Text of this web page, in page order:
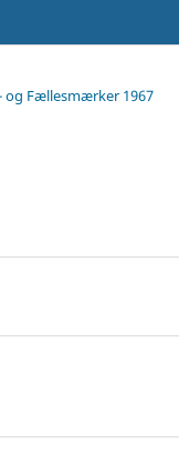
og Fællesmærker 1967